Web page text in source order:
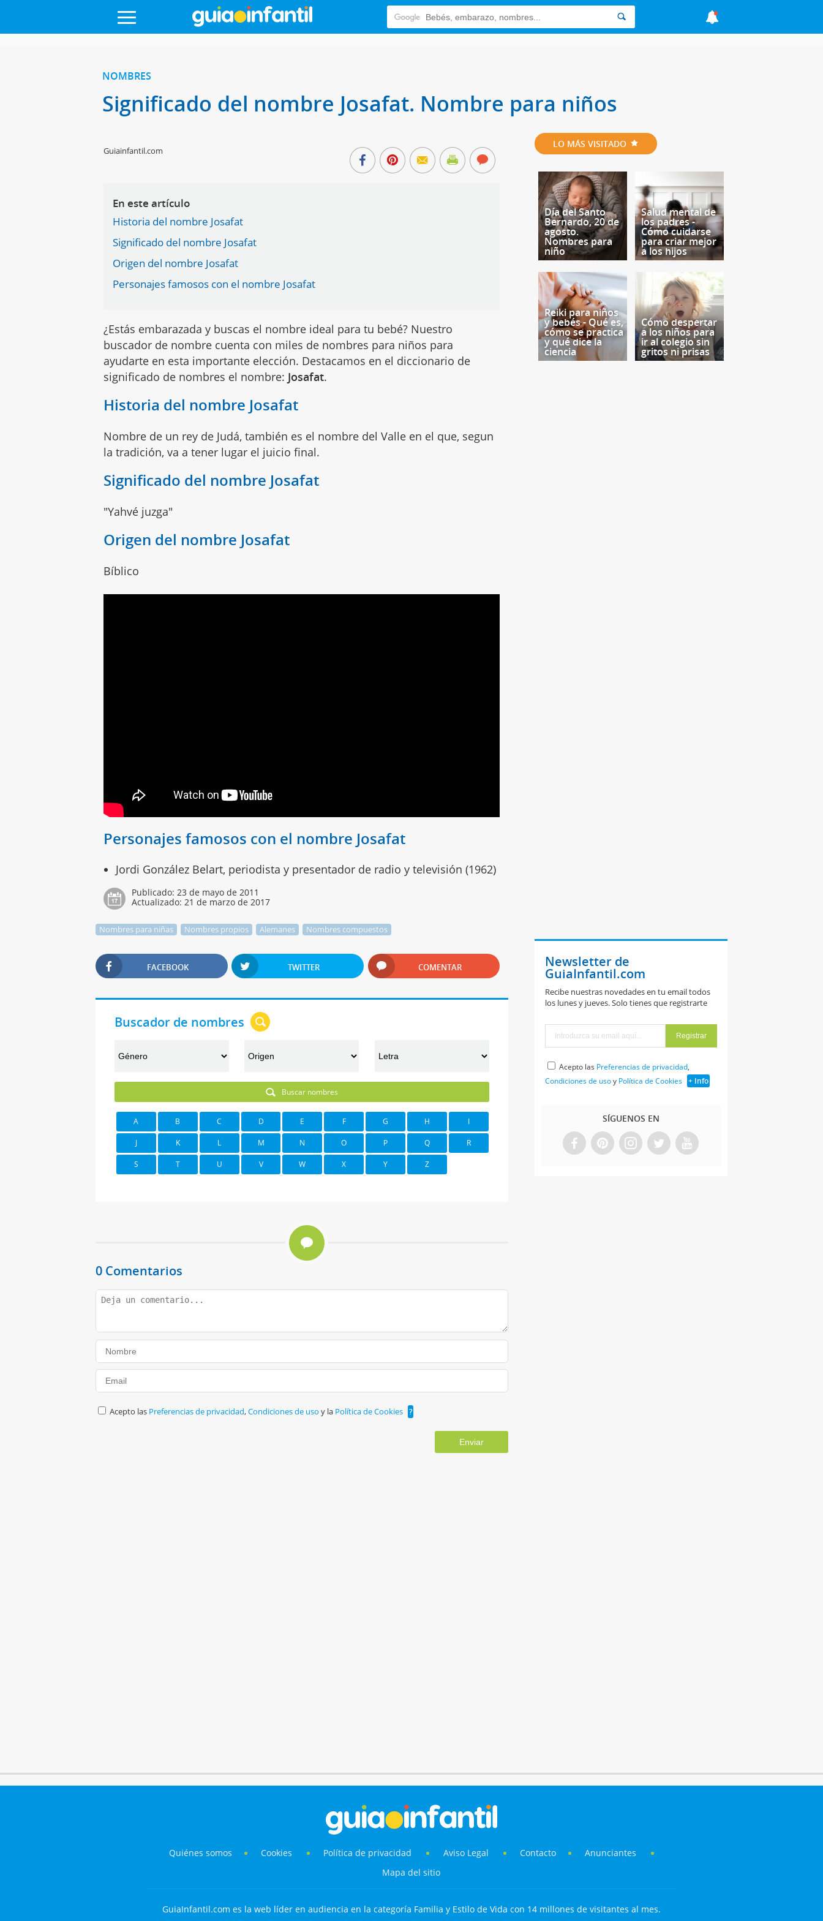
NOMBRES
Significado del nombre Josafat. Nombre para niños
Guiainfantil.com
En este artículo
Historia del nombre Josafat
Significado del nombre Josafat
Origen del nombre Josafat
Personajes famosos con el nombre Josafat
¿Estás embarazada y buscas el nombre ideal para tu bebé? Nuestro
buscador de nombre cuenta con miles de nombres para niños para
ayudarte en esta importante elección. Destacamos en el diccionario de
significado de nombres el nombre: Josafat.
Historia del nombre Josafat
Nombre de un rey de Judá, también es el nombre del Valle en el que, segun
la tradición, va a tener lugar el juicio final.
Significado del nombre Josafat
"Yahvé juzga"
Origen del nombre Josafat
Bíblico
Personajes famosos con el nombre Josafat
Jordi González Belart, periodista y presentador de radio y televisión (1962)
Publicado: 23 de mayo de 2011
Actualizado: 21 de marzo de 2017
Nombres para niñas Nombres propios Alemanes Nombres compuestos
FACEBOOK TWITTER COMENTAR
Buscador de nombres
Buscar nombres
A B C D E F G H I
J K L M N O P Q R
S T U V W X Y Z
0 Comentarios
Acepto las Preferencias de privacidad,Condiciones de uso y la Política de Cookies ?
Enviar
LO MÁS VISITADO
Día del Santo
Bernardo, 20 de
agosto.
Nombres para
niño
Salud mental de
los padres -
Cómo cuidarse
para criar mejor
a los hijos
Reiki para niños
y bebés - Qué es,
cómo se practica
y qué dice la
ciencia
Cómo despertar
a los niños para
ir al colegio sin
gritos ni prisas
Newsletter de
GuiaInfantil.com
Recibe nuestras novedades en tu email todos
los lunes y jueves. Solo tienes que registrarte
Acepto las Preferencias de privacidad,
Condiciones de usoy Política de Cookies + Info
SÍGUENOS EN
Quiénes somos Cookies Política de privacidad Aviso Legal Contacto
Anunciantes
Mapa del sitio
GuiaInfantil.com es la web líder en audiencia en la categoría Familia y Estilo de Vida con 14 millones de visitantes al mes.